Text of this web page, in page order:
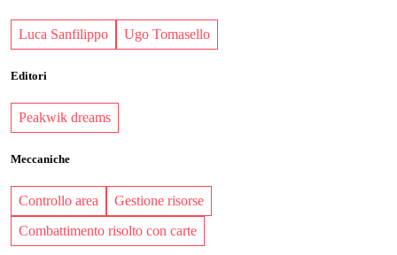
Luca Sanfilippo Ugo Tomasello
Editori
Peakwik dreams
Meccaniche
Controllo area
Gestione risorse
Combattimento risolto con carte